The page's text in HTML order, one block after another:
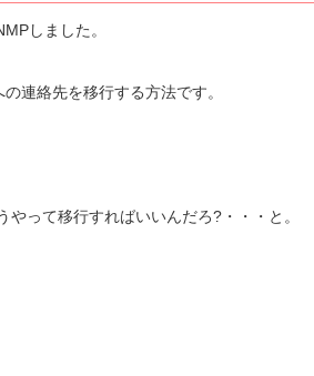
しました。
連絡先を移行する方法です。
って移行すればいいんだろ?・・・と。